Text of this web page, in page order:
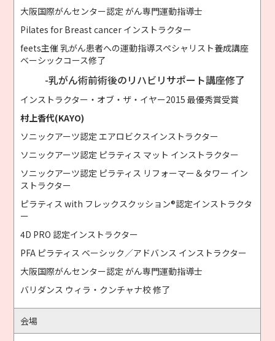
大阪国際がんセンター認定 がん専門運動指導士
Pilates for Breast cancer インストラクター
feets主催 乳がん患者への運動指導スペシャリスト養成講座
ベーシックコース修了
-乳がん術前術後のリハビリサポート講座修了
インストラクター・オブ・ザ・イヤー2015 最優秀賞受賞
村上香代(KAYO)
ソニックアーツ認定 エアロビクスインストラクター
ソニックアーツ認定 ピラティス マット インストラクター
ソニックアーツ認定 ピラティス リフォーマー＆タワー イン
ストラクター
ピラティス with フレックスクッション®認定インストラクタ
ー
4D PRO 認定インストラクター
PFA ピラティス ベーシック／アドバンス インストラクター
大阪国際がんセンター認定 がん専門運動指導士
バリダンス ウィラ・クンチャナ校 修了
会場